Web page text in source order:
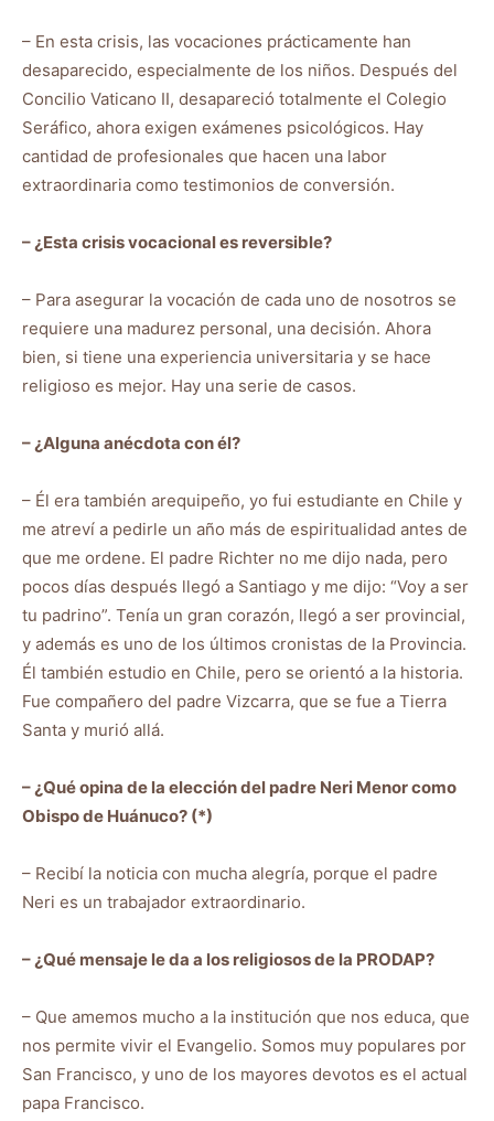
– En esta crisis, las vocaciones prácticamente han
desaparecido, especialmente de los niños. Después del
Concilio Vaticano II, desapareció totalmente el Colegio
Seráfico, ahora exigen exámenes psicológicos. Hay
cantidad de profesionales que hacen una labor
extraordinaria como testimonios de conversión.
– ¿Esta crisis vocacional es reversible?
– Para asegurar la vocación de cada uno de nosotros se
requiere una madurez personal, una decisión. Ahora
bien, si tiene una experiencia universitaria y se hace
religioso es mejor. Hay una serie de casos.
– ¿Alguna anécdota con él?
– Él era también arequipeño, yo fui estudiante en Chile y
me atreví a pedirle un año más de espiritualidad antes de
que me ordene. El padre Richter no me dijo nada, pero
pocos días después llegó a Santiago y me dijo: “Voy a ser
tu padrino”. Tenía un gran corazón, llegó a ser provincial,
y además es uno de los últimos cronistas de la Provincia.
Él también estudio en Chile, pero se orientó a la historia.
Fue compañero del padre Vizcarra, que se fue a Tierra
Santa y murió allá.
– ¿Qué opina de la elección del padre Neri Menor como
Obispo de Huánuco? (*)
– Recibí la noticia con mucha alegría, porque el padre
Neri es un trabajador extraordinario.
– ¿Qué mensaje le da a los religiosos de la PRODAP?
– Que amemos mucho a la institución que nos educa, que
nos permite vivir el Evangelio. Somos muy populares por
San Francisco, y uno de los mayores devotos es el actual
papa Francisco.